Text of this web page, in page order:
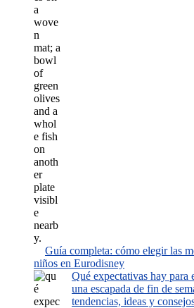
Guía completa: cómo elegir las
niños en Eurodisney
Qué expectativas hay
una escapada de fin de
tendencias, ideas y